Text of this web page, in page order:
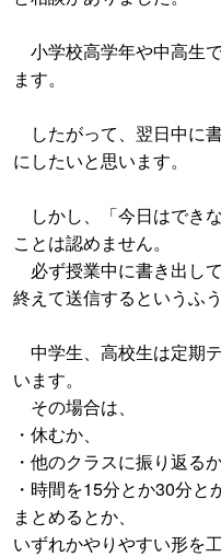
小学校高学年や中高生
ます。
したがって、翌日中に
にしたいと思います。
しかし、「今日はでき
ことは認めません。
必ず授業中に書き出し
終えて送信するというふ
中学生、高校生は定期
います。
その場合は、
・休むか、
・他のクラスに振り返るか
・時間を15分とか30分
まとめるとか、
いずれかやりやすい形を